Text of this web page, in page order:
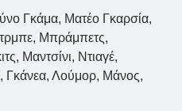
Γκάμα, Ματέο Γκαρσία,
Μπράμπετς,
Μαντσίνι, Ντιαγέ,
Γκάνεα, Λούμορ, Μάνος,